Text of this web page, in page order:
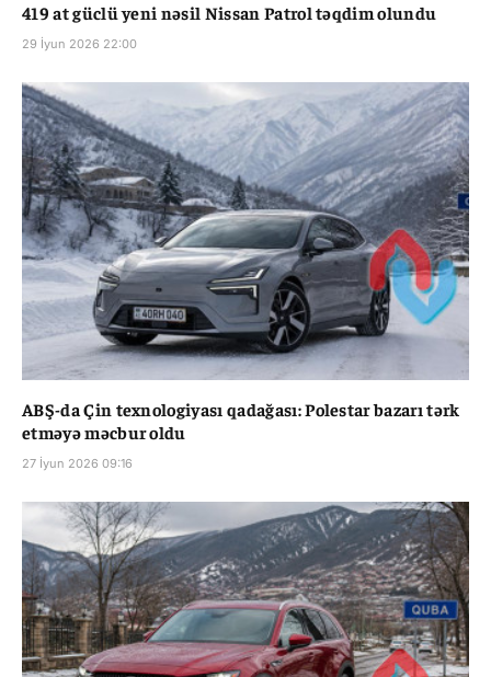
419 at güclü yeni nəsil Nissan Patrol təqdim olundu
29 İyun 2026 22:00
ABŞ-da Çin texnologiyası qadağası: Polestar bazarı tərk
etməyə məcbur oldu
27 İyun 2026 09:16